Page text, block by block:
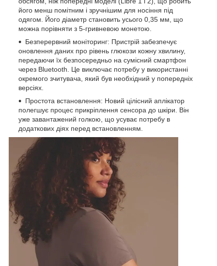
його менш помітним і зручнішим для носіння під
одягом. Його діаметр становить усього 0,35 мм, що
можна порівняти з 5-гривневою монетою.
Безперервний моніторинг: Пристрій забезпечує
оновлення даних про рівень глюкози кожну хвилину,
передаючи їх безпосередньо на сумісний смартфон
через Bluetooth. Це виключає потребу у використанні
окремого зчитувача, який був необхідний у попередніх
версіях.
Простота встановлення: Новий цілісний аплікатор
полегшує процес прикріплення сенсора до шкіри. Він
уже завантажений голкою, що усуває потребу в
додаткових діях перед встановленням.